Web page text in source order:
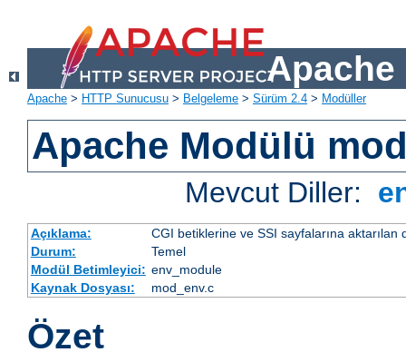
Apache
Apache > HTTP Sunucusu > Belgeleme > Sürüm 2.4 > Modüller
Apache Modülü
Mevcut Diller:
Açıklama:
CGI betiklerine ve SSI sayfalarına
Durum:
Temel
Modül Betimleyici: env_module
Kaynak Dosyası:
mod_env.c
Özet